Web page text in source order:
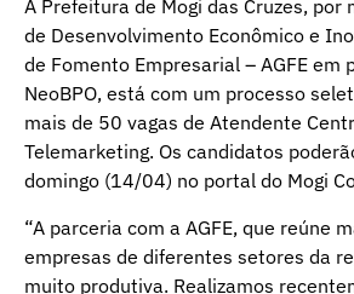
A Prefeitura de Mogi das Cruzes, por
de Desenvolvimento Econômico e
de Fomento Empresarial – AGFE em
NeoBPO, está com um processo
mais de 50 vagas de Atendente
Telemarketing. Os candidatos
domingo (14/04) no portal do Mogi
“A parceria com a AGFE, que reúne
empresas de diferentes setores da
muito produtiva. Realizamos